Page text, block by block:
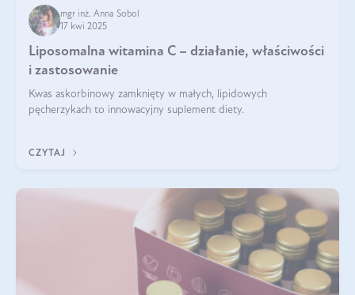
mgr inż. Anna Sobol
17 kwi 2025
Liposomalna witamina C – działanie, właściwości
i zastosowanie
Kwas askorbinowy zamknięty w małych, lipidowych
pęcherzykach to innowacyjny suplement diety.
CZYTAJ